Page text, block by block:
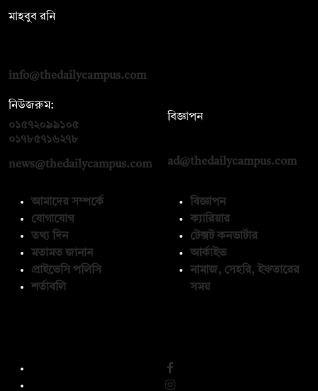
মাহবুব রনি
info@thedailycampus.com
নিউজরুম:
০১৫৭২০৯৯১০৫
০১৭৮৫৭১৬২৭৮
news@thedailycampus.com
বিজ্ঞাপন
ad@thedailycampus.com
আমাদের সম্পর্কে
যোগাযোগ
তথ্য দিন
মতামত জানান
প্রাইভেসি পলিসি
শর্তাবলি
বিজ্ঞাপন
ক্যারিয়ার
টেক্সট কনভার্টার
আর্কাইভ
নামাজ, সেহরি, ইফতারের
সময়